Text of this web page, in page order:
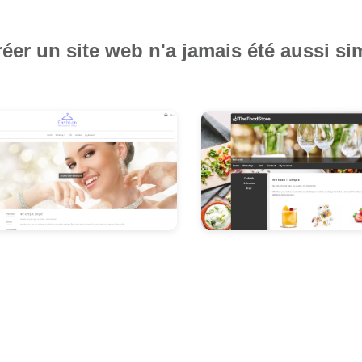
un site web n'a jamais été aussi